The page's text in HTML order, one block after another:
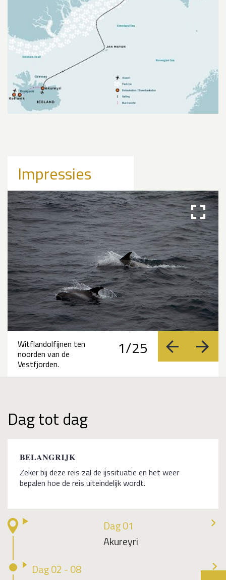
Impressies
1/25 vorige
Witflandolfijnen ten
noorden van de
Vestfjorden.
Dag tot dag
BELANGRIJK
Zeker bij deze reis zal de ijssituatie en het weer
bepalen hoe de reis uiteindelijk wordt.
Dag 01
Akureyri
Dag 02 - 08